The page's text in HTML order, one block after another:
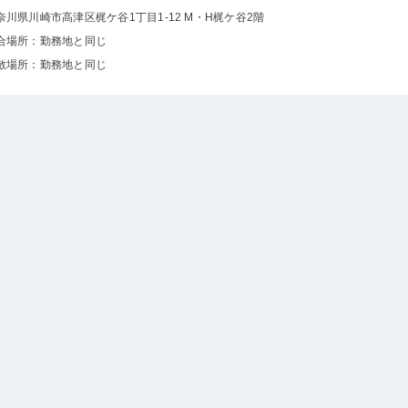
川県川崎市高津区梶ケ谷1丁目1-12 M・H梶ケ谷2階
場所：勤務地と同じ
場所：勤務地と同じ